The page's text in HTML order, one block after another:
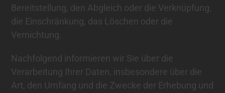
Bereitstellung, den Abgleich oder die Verknüpfung,
die Einschränkung, das Löschen oder die
Vernichtung.
Nachfolgend informieren wir Sie über die
Verarbeitung Ihrer Daten, insbesondere über die
Art, den Umfang und die Zwecke der Erhebung und